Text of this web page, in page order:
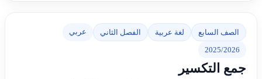
الصف السابع لغة عربية الفصل الثاني عربي
2025/2026
جمع التكسير